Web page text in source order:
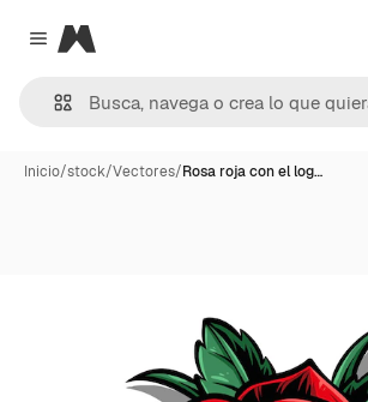
Close menu
Magnific
Inicio/stock/Vectores/Rosa roja con el log…